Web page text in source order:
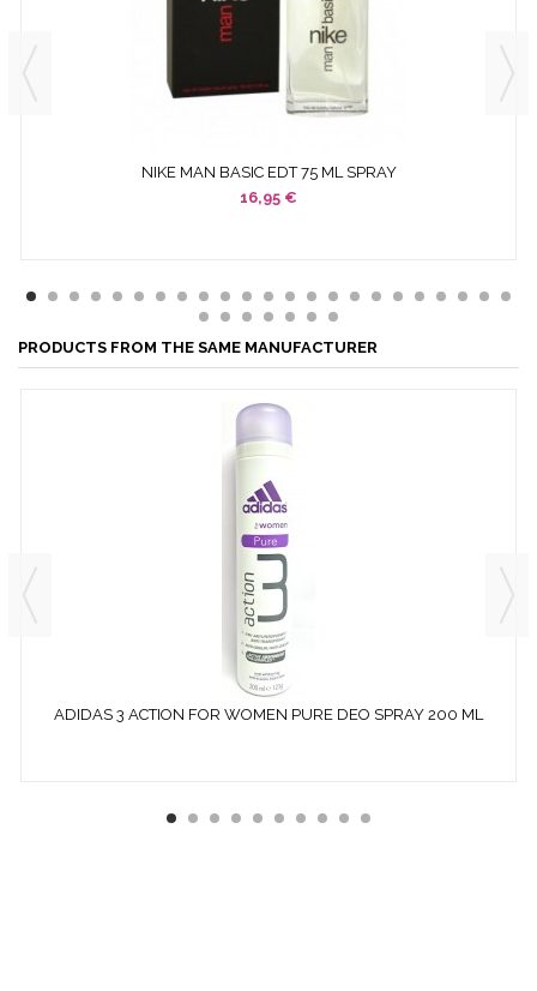
NIKE MAN BASIC EDT 75 ML SPRAY
16,95 €
PRODUCTS FROM THE SAME MANUFACTURER
ADIDAS 3 ACTION FOR WOMEN PURE DEO SPRAY 200 ML